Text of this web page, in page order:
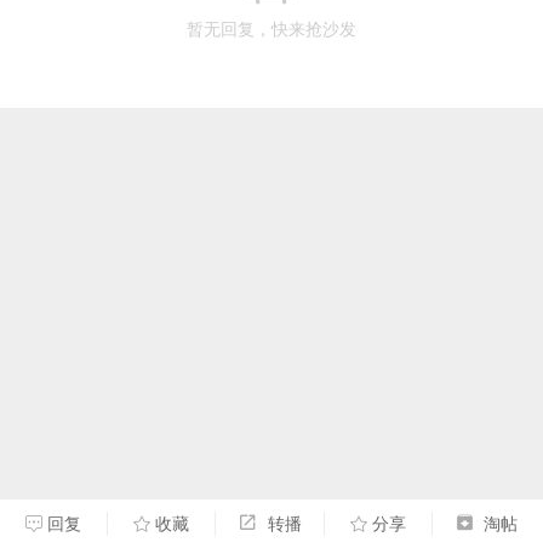
暂无回复，快来抢沙发
回复 收藏 转播 分享 淘帖